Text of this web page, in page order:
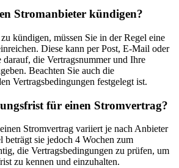
Stromanbieter kündigen?
kündigen, müssen Sie in der Regel eine
Diese kann per Post, E-Mail oder
die Vertragsnummer und Ihre
Beachten Sie auch die
Vertragsbedingungen festgelegt ist.
für einen Stromvertrag?
Stromvertrag variiert je nach Anbieter
beträgt sie jedoch 4 Wochen zum
die Vertragsbedingungen zu prüfen, um
zu kennen und einzuhalten.